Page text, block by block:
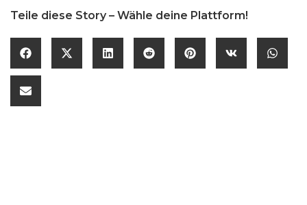
Teile diese Story – Wähle deine Plattform!